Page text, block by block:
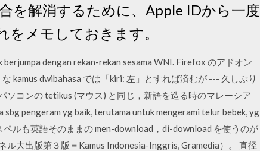
を解消するために、Apple IDから一度
メモしておきます。
dengan rekan-rekan sesama WNI. Firefox のアドオン
kamus dwibahasa では「kiri: 左」とすれば済むが --- 久しぶり
コンの tetikus (マウス) と同じ，新語を造る時のマレーシア
pengeram yg baik, terutama untuk mengerami telur bebek, yg
ルも英語そのままの men-download，di-download を使うのが
大出版第３版＝Kamus Indonesia-Inggris, Gramedia）。 直径